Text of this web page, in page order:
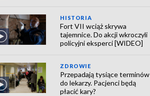
HISTORIA
Fort VII wciąż skrywa
tajemnice. Do akcji wkroczyli
policyjni eksperci [WIDEO]
ZDROWIE
Przepadają tysiące terminów
do lekarzy. Pacjenci będą
płacić kary?